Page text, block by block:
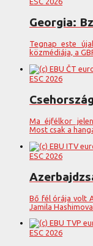
Georgia:
Tegnap este
közmédiája, a
ESC 2026
Ma éjfélkor
Most csak a
ESC 2026
Bő fél órája volt
Jamila
ESC 2026